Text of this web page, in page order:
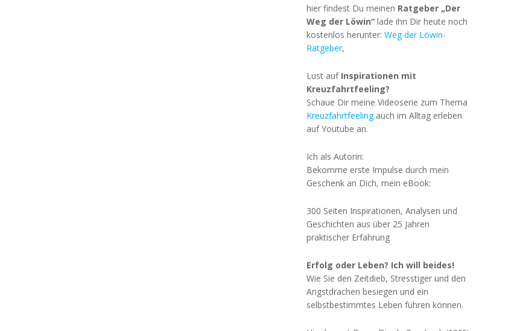
hier findest Du meinen Ratgeber „Der
Weg der Löwin“ lade ihn Dir heute noch
kostenlos herunter: Weg der Löwin-
Ratgeber,
Lust auf Inspirationen mit
Kreuzfahrtfeeling?
Schaue Dir meine Videoserie zum Thema
Kreuzfahrtfeelingauch im Alltag erleben
auf Youtube an.
Ich als Autorin:
Bekomme erste Impulse durch mein
Geschenk an Dich, mein eBook:
300 Seiten Inspirationen, Analysen und
Geschichten aus über 25 Jahren
praktischer Erfahrung
Erfolg oder Leben? Ich will beides!
Wie Sie den Zeitdieb, Stresstiger und den
Angstdrachen besiegen und ein
selbstbestimmtes Leben führen können.